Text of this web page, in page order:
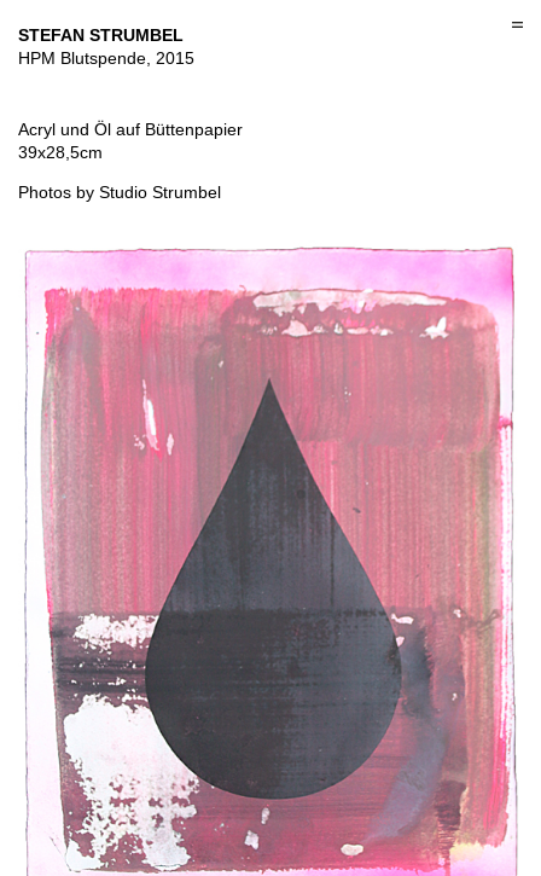
to
content
STEFAN STRUMBEL
HPM Blutspende, 2015
Acryl und Öl auf Büttenpapier
39x28,5cm
Photos by Studio Strumbel